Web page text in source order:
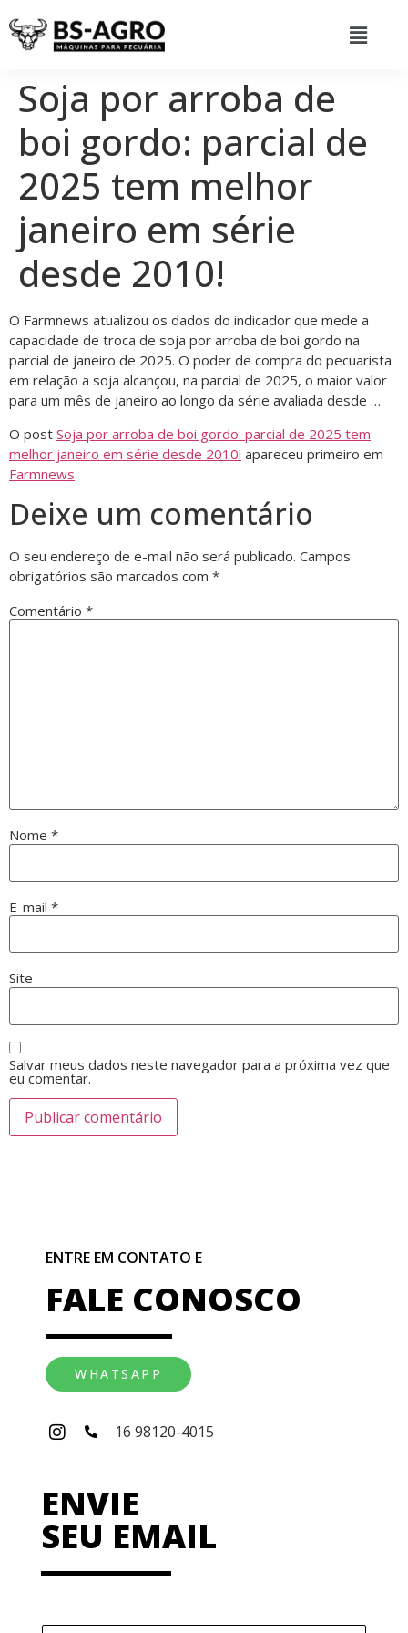
Soja por arroba de
boi gordo: parcial de
2025 tem melhor
janeiro em série
desde 2010!
O Farmnews atualizou os dados do indicador que mede a
capacidade de troca de soja por arroba de boi gordo na
parcial de janeiro de 2025. O poder de compra do pecuarista
em relação a soja alcançou, na parcial de 2025, o maior valor
para um mês de janeiro ao longo da série avaliada desde …
O post Soja por arroba de boi gordo: parcial de 2025 tem
melhor janeiro em série desde 2010! apareceu primeiro em
Farmnews.
Deixe um comentário
O seu endereço de e-mail não será publicado. Campos
obrigatórios são marcados com *
Comentário *
Nome *
E-mail *
Site
Salvar meus dados neste navegador para a próxima vez que
eu comentar.
ENTRE EM CONTATO E
FALE CONOSCO
WHATSAPP
16 98120-4015
ENVIE
SEU EMAIL